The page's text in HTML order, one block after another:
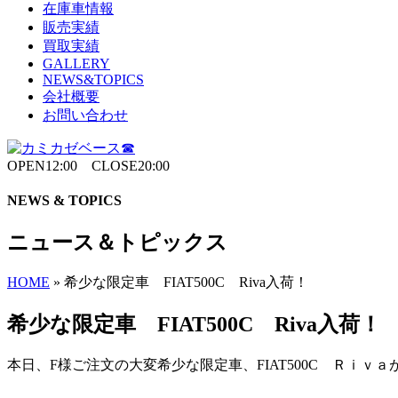
在庫車情報
販売実績
買取実績
GALLERY
NEWS&TOPICS
会社概要
お問い合わせ
OPEN12:00 CLOSE20:00
NEWS & TOPICS
ニュース＆トピックス
HOME » 希少な限定車 FIAT500C Riva入荷！
希少な限定車 FIAT500C Riva入荷！
本日、F様ご注文の大変希少な限定車、FIAT500C Ｒｉｖａ